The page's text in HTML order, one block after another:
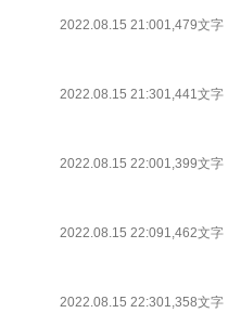
2022.08.15 21:001,479文字
2022.08.15 21:301,441文字
2022.08.15 22:001,399文字
2022.08.15 22:091,462文字
2022.08.15 22:301,358文字